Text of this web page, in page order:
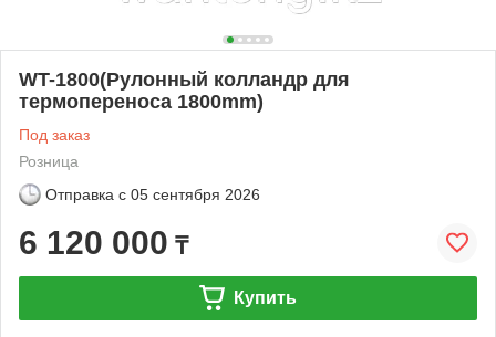
WT-1800(Рулонный колландр для
термопереноса 1800mm)
Под заказ
Розница
Отправка с 05 сентября 2026
6 120 000 ₸
Купить